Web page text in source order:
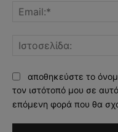
αποθηκεύστε το
τον ιστότοπό μου σε
επόμενη φορά που θα